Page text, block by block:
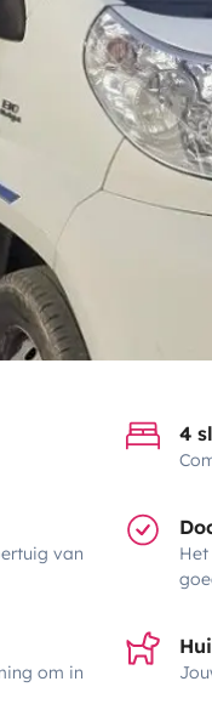
4
van
om in